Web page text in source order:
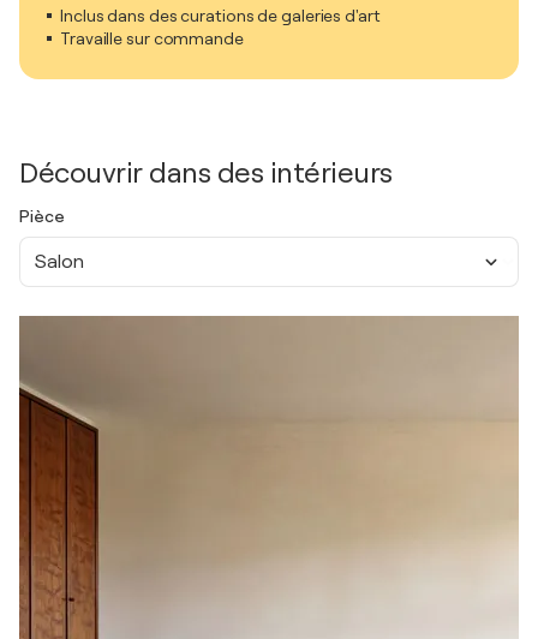
Inclus dans des curations de galeries d'art
Travaille sur commande
Découvrir dans des intérieurs
Pièce
Salon